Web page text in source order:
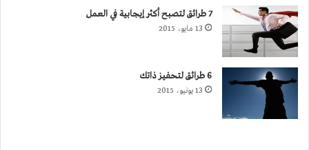
7 طرائق لتصبح أكثر إيجابية في العمل
13 مايو، 2015
6 طرائق لتحفيز ذاتك
13 يونيو، 2015